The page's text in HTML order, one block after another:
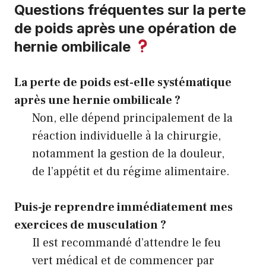
Questions fréquentes sur la perte
de poids après une opération de
hernie ombilicale
La perte de poids est-elle systématique
après une hernie ombilicale ?
Non, elle dépend principalement de la
réaction individuelle à la chirurgie,
notamment la gestion de la douleur,
de l’appétit et du régime alimentaire.
Puis-je reprendre immédiatement mes
exercices de musculation ?
Il est recommandé d’attendre le feu
vert médical et de commencer par